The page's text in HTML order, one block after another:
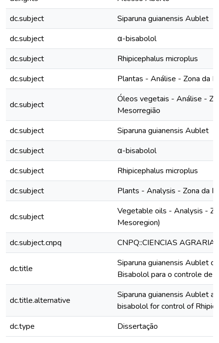
dc.subject
Siparuna guianensis Aublet
dc.subject
α-bisabolol
dc.subject
Rhipicephalus microplus
dc.subject
Plantas - Análise - Zona da
dc.subject
Óleos vegetais - Análise -
Mesorregião
dc.subject
Siparuna guianensis Aublet
dc.subject
α-bisabolol
dc.subject
Rhipicephalus microplus
dc.subject
Plants - Analysis - Zona da
dc.subject
Vegetable oils - Analysis -
Mesoregion)
dc.subject.cnpq
CNPQ::CIENCIAS
dc.title
Siparuna guianensis Aublet
Bisabolol para o controle de
dc.title.alternative
Siparuna guianensis Aublet
bisabolol for control of
dc.type
Dissertação